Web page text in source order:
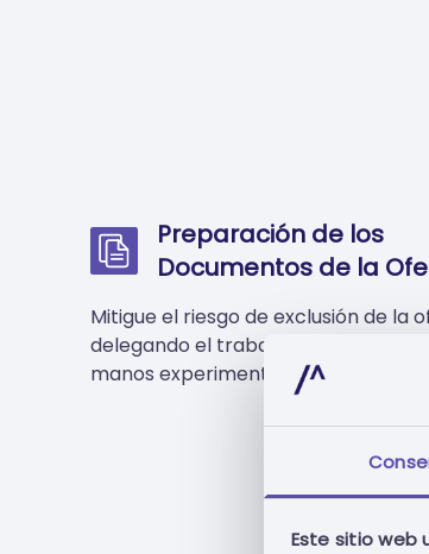
Este sitio web
Preparación de los
Documentos de la
Mitigue el riesgo de exclusión de la
delegando el trabajo administrativo
manos experimentadas.